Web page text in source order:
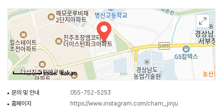
250m
문의 및 안내
055-752-5253
홈페이지
https://www.instagram.com/cham_jinju